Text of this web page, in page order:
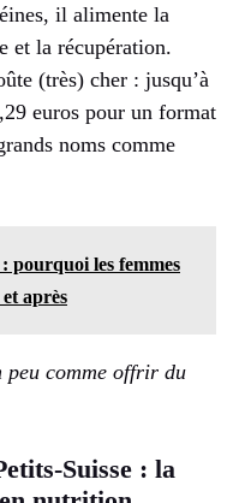
il alimente la
et la récupération.
(très) cher : jusqu’à
euros pour un format
noms comme
pourquoi les femmes
après
peu comme offrir du
Suisse : la